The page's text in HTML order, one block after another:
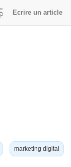
line
Ecrire un article
marketing digital